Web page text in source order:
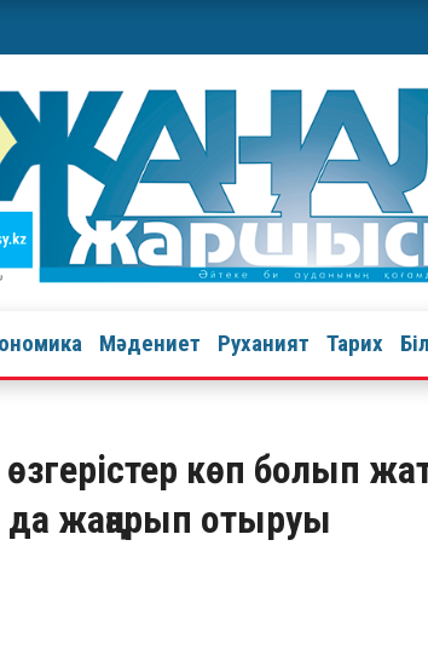
Мәдениет Руханият Тарих
көп болып
да жаңарып отыруы